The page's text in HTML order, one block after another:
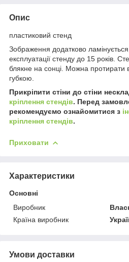
Опис
пластиковий стенд
Зображення додатково
експлуатації стенду до 15 років.
блякне на сонці. Можна протирати
губкою.
Прикріпити стіни до стіни
кріплення стендів. Перед
рекомендуємо ознайомитися з
кріплення стендів.
Приховати
Характеристики
Основні
Виробник
Країна виробник
Умови доставки